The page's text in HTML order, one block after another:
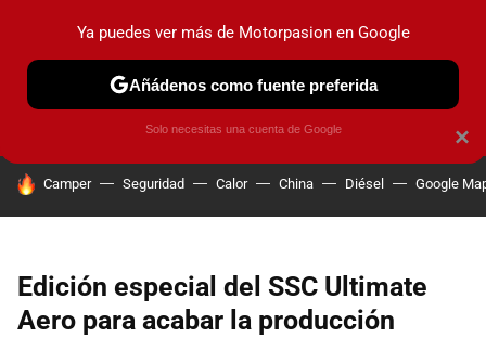
PRUEBAS COCHES ELÉCTRICOS OBSERVATORIO
HOY SE HABLA DE
Camper Seguridad Calor China Diésel Google
Edición especial del SSC Ultimate
Aero para acabar la producción
×
Ya puedes ver más de Motorpasion en Google
Añádenos como fuente preferida
Solo necesitas una cuenta de Google